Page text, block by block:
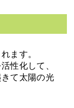
ます。
性化して、
て太陽の光